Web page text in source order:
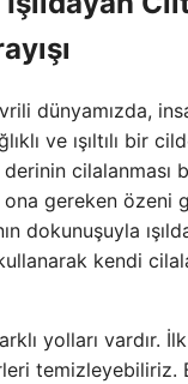
dünyamızda,
ve ışıltılı bir
derinin cilalanması
gereken özeni
dokunuşuyla
kendi
yolları vardır.
temizleyebiliriz.